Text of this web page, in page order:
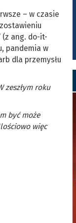
– w czasie
(z ang. do-it-
pandemia w
dla przemysłu
zeszłym roku
być może
więc